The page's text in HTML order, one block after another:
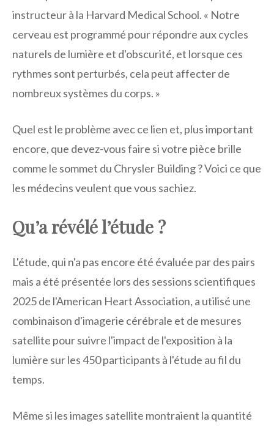
instructeur à la Harvard Medical School. « Notre
cerveau est programmé pour répondre aux cycles
naturels de lumière et d'obscurité, et lorsque ces
rythmes sont perturbés, cela peut affecter de
nombreux systèmes du corps. »
Quel est le problème avec ce lien et, plus important
encore, que devez-vous faire si votre pièce brille
comme le sommet du Chrysler Building ? Voici ce que
les médecins veulent que vous sachiez.
Qu’a révélé l’étude ?
L'étude, qui n'a pas encore été évaluée par des pairs
mais a été présentée lors des sessions scientifiques
2025 de l'American Heart Association, a utilisé une
combinaison d'imagerie cérébrale et de mesures
satellite pour suivre l'impact de l'exposition à la
lumière sur les 450 participants à l'étude au fil du
temps.
Même si les images satellite montraient la quantité